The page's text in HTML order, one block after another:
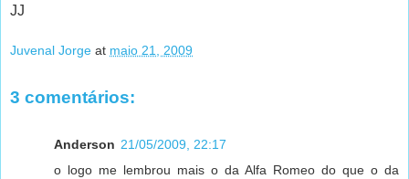
JJ
Juvenal Jorge at maio 21, 2009
3 comentários:
Anderson 21/05/2009, 22:17
o logo me lembrou mais o da Alfa Romeo do que o da